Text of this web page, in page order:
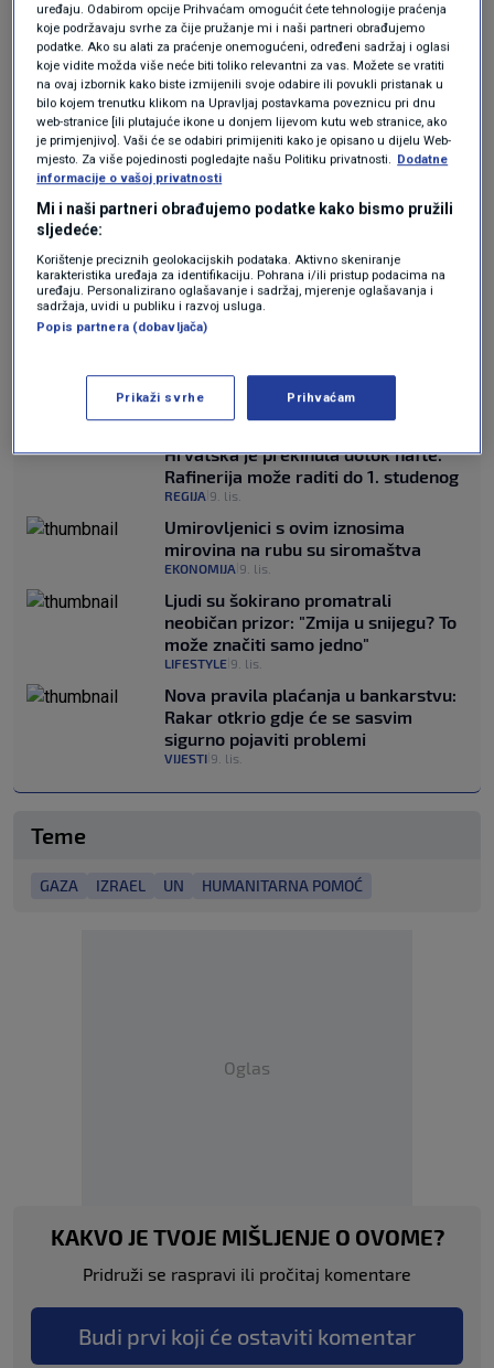
početka rata u listopadu 2023.
Kako bi se dopremila pomoć civilnom
stanovništvu, OCHA-i su potrebni otvoreni
granični prijelazi, jamstva da se humanitarni
radnici i oni kojima je pomoć potrebna mogu
sigurno kretati, vize za strano osoblje i
neograničen ulazak pomoći, rekao je
glasnogovornik.
Također je rekao da se privatni sektor u Pojasu
Gaze mora što prije oživjeti.
Hrvatska je prekinula dotok nafte.
Rafinerija može raditi do 1. studenog
REGIJA 9. lis.
Umirovljenici s ovim iznosima
mirovina na rubu su siromaštva
EKONOMIJA 9. lis.
Ljudi su šokirano promatrali
neobičan prizor: "Zmija u snijegu? To
može značiti samo jedno"
LIFESTYLE 9. lis.
Nova pravila plaćanja u bankarstvu:
Rakar otkrio gdje će se sasvim
sigurno pojaviti problemi
VIJESTI 9. lis.
Teme
GAZA IZRAEL UN HUMANITARNA POMOĆ
Oglas
KAKVO JE TVOJE MIŠLJENJE O OVOME?
Pridruži se raspravi ili pročitaj komentare
Budi prvi koji će ostaviti komentar
uređaju. Odabirom opcije Prihvaćam omogućit ćete tehnologije praćenja
koje podržavaju svrhe za čije pružanje mi i naši partneri obrađujemo
podatke. Ako su alati za praćenje onemogućeni, određeni sadržaj i oglasi
koje vidite možda više neće biti toliko relevantni za vas. Možete se vratiti
na ovaj izbornik kako biste izmijenili svoje odabire ili povukli pristanak u
bilo kojem trenutku klikom na Upravljaj postavkama poveznicu pri dnu
web-stranice [ili plutajuće ikone u donjem lijevom kutu web stranice, ako
je primjenjivo]. Vaši će se odabiri primijeniti kako je opisano u dijelu Web-
mjesto. Za više pojedinosti pogledajte našu Politiku privatnosti. Dodatne
informacije o vašoj privatnosti
Mi i naši partneri obrađujemo podatke kako bismo pružili
sljedeće:
Korištenje preciznih geolokacijskih podataka. Aktivno skeniranje
karakteristika uređaja za identifikaciju. Pohrana i/ili pristup podacima na
uređaju. Personalizirano oglašavanje i sadržaj, mjerenje oglašavanja i
sadržaja, uvidi u publiku i razvoj usluga.
Popis partnera (dobavljača)
Prikaži svrhe Prihvaćam